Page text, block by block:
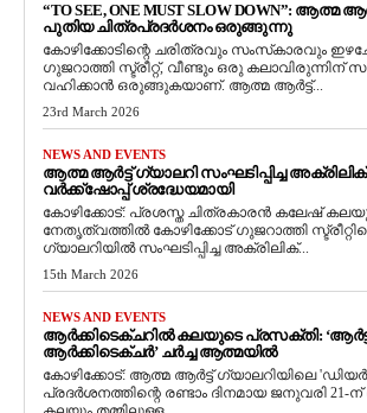
“TO SEE, ONE MUST SLOW DOWN”: ആത്മ
പുതിയ ചിത്രപ്രദർശനം ഒരുങ്ങുന്നു
കോഴിക്കോടിന്റെ ചരിത്രവും സംസ്‌കാരവും
ഗുജറാത്തി സ്ട്രീറ്റ്, വീണ്ടും ഒരു കലാവിരുന്നിന്
വഹിക്കാൻ ഒരുങ്ങുകയാണ്. ആത്മ ആർട്ട്...
23rd March 2026
NEWS AND EVENTS
ആത്മ ആർട്ട് ഗ്യാലറി സംഘടിപ്പിച്ച അക്രിലിക്
വർക്ക്‌ഷോപ്പ് ശ്രദ്ധേയമായി
കോഴിക്കോട്: പ്രശസ്ത ചിത്രകാരൻ കലേഷ്
നേതൃത്വത്തിൽ കോഴിക്കോട് ഗുജറാത്തി
ഗ്യാലറിയിൽ സംഘടിപ്പിച്ച അക്രിലിക്...
15th March 2026
NEWS AND EVENTS
ആർക്കിടെക്ചറിൽ കലയുടെ പ്രസക്തി:
ആർക്കിടെക്ചർ’ ചർച്ച ആത്മയിൽ
​കോഴിക്കോട്: ആത്മ ആർട്ട് ഗ്യാലറിയിലെ
പ്രദർശനത്തിന്റെ രണ്ടാം ദിനമായ ജനുവരി 21-